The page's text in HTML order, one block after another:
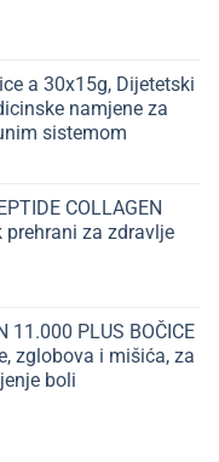
a 30x15g, Dijetetski
namjene za
sistemom
COLLAGEN
za zdravlje
11.000 PLUS BOČICE
zglobova i mišića, za
boli